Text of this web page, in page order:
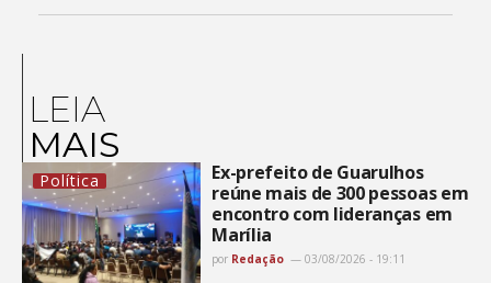
LEIA
MAIS
Política
Ex-prefeito de Guarulhos
reúne mais de 300 pessoas em
encontro com lideranças em
Marília
por Redação 03/08/2026 - 19:11